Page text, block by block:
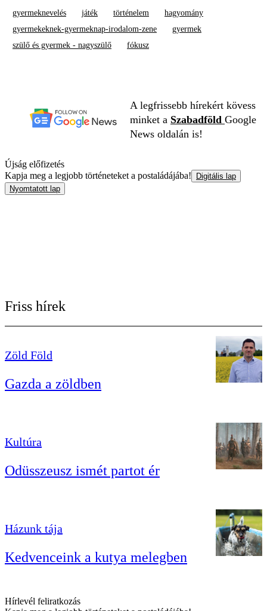
gyermeknevelés játék történelem
hagyomány
gyermekeknek-gyermeknap-irodalom-zene
gyermek
szülő és gyermek - nagyszülő
fókusz
A legfrissebb hírekért kövess
minket a Szabadföld Google
News oldalán is!
Újság előfizetés
Kapja meg a legjobb történeteket a postaládájába!
Digitális lap
Nyomtatott lap
Friss hírek
Zöld Föld
Gazda a zöldben
Kultúra
Odüsszeusz ismét partot ér
Házunk tája
Kedvenceink a kutya melegben
Hírlevél feliratkozás